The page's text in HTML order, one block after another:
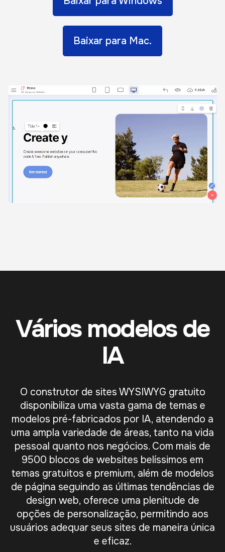
Baixar para Mac.
Vários modelos de
IA
O construtor de sites WYSIWYG gratuito
disponibiliza uma vasta gama de temas e
modelos pré-fabricados por IA, atendendo a
uma ampla variedade de áreas, tanto na vida
pessoal quanto nos negócios. Com mais de
9500 blocos de websites belíssimos em
temas gratuitos e premium, além de modelos
de página seguindo as últimas tendências de
design web, oferece uma plenitude de
opções de personalização, permitindo aos
usuários adequar seus sites de maneira única
e eficaz.